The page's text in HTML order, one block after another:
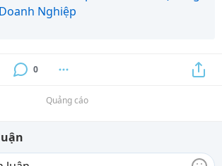
Nghiệp
0
Quảng cáo